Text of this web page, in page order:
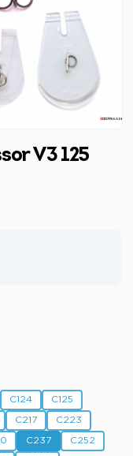
V3 125
C124 C125
C217 C223
C237 C252